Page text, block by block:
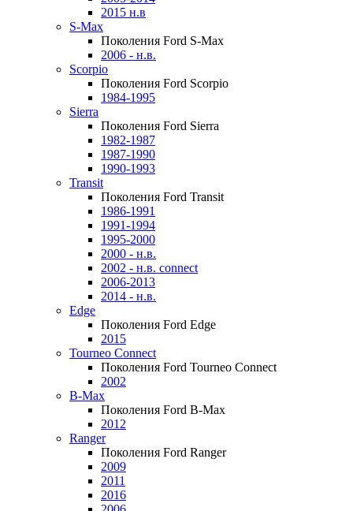
2015 н.в
S-Max
Поколения Ford S-Max
2006 - н.в.
Scorpio
Поколения Ford Scorpio
1984-1995
Sierra
Поколения Ford Sierra
1982-1987
1987-1990
1990-1993
Transit
Поколения Ford Transit
1986-1991
1991-1994
1995-2000
2000 - н.в.
2002 - н.в. connect
2006-2013
2014 - н.в.
Edge
Поколения Ford Edge
2015
Tourneo Connect
Поколения Ford Tourneo Connect
2002
B-Max
Поколения Ford B-Max
2012
Ranger
Поколения Ford Ranger
2009
2011
2016